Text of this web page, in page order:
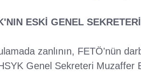
ESKİ GENEL SEKRETERİ
zanlının, FETÖ'nün
Genel Sekreteri Muzaffer